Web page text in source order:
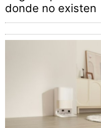
donde no existen